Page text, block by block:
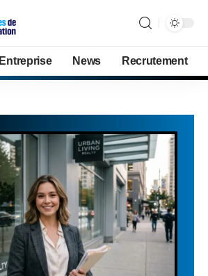
Entreprise News Recrutement